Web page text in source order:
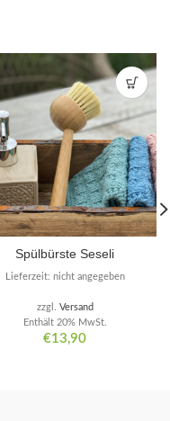
Spülbürste Seseli
€13,90
Enthält 20% MwSt.
zzgl. Versand
Lieferzeit: nicht angegeben